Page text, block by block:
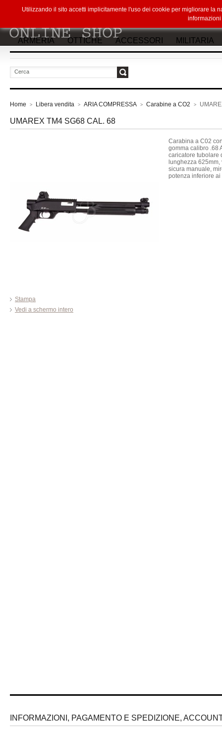
ARMERIA OTTICHE ACCESSORI MILITARIA
Home > Libera vendita > ARIA COMPRESSA > Carabine a CO2 >
UMAREX TM4 SG68 CAL. 68
Stampa
Vedi a schermo intero
Carabina a C02
gomma calibro .68
caricatore tubolare
lunghezza
sicura manuale,
potenza inferiore
INFORMAZIONI, PAGAMENTO E SPEDIZIONE,
Utilizzando il sito accetti implicitamente l'uso dei cookie per migliorare la
informazioni